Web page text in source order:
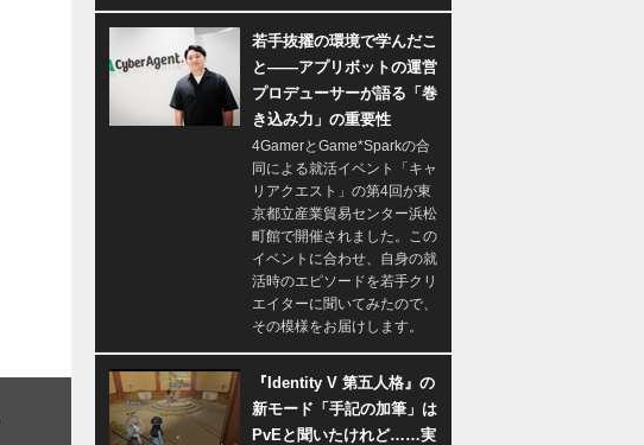
若手抜擢の環境で学んだこ
と――アプリボットの運営
プロデューサーが語る「巻
き込み力」の重要性
4GamerとGame*Sparkの合
同による就活イベント「キャ
リアクエスト」の第4回が東
京都立産業貿易センター浜松
町館で開催されました。この
イベントに合わせ、自身の就
活時のエピソードを若手クリ
エイターに聞いてみたので、
その模様をお届けします。
『Identity V 第五人格』の
新モード「手記の加筆」は
PvEと聞いたけれど……実